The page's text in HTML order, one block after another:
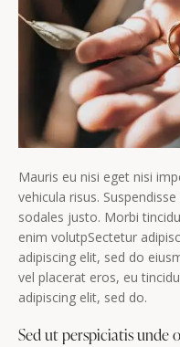
Mauris eu nisi eget nisi
vehicula risus.
sodales justo. Morbi
enim volutpSectetur
adipiscing elit, sed do
vel placerat eros, eu
adipiscing elit, sed do.
Sed ut perspiciatis unde